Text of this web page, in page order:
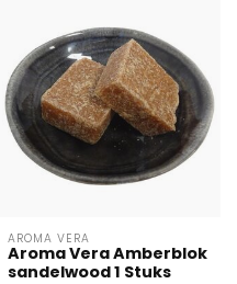
AROMA VERA
Aroma Vera Amberblok
sandelwood 1 Stuks